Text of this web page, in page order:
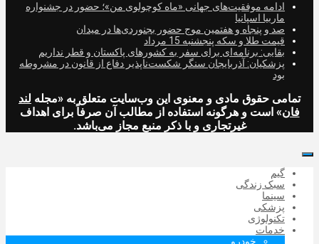
ادامه موفقیت‌های جهانی «ماه کوچولوی من»؛ حضور در جشنواره
ماربیا اسپانیا
صد و پنجاه و هفتمین موج حضور بجنوردی‌ها در میدان
قیمت طلا و سکه پنجشنبه 15 مرداد
بقایی: برنامه‌ای برای سفر به کشورهای پاکستان و قطر نداریم
پزشکیان: آذربایجان سنگر شکست‌ناپذیر دفاع از قانون در مشروطه
بود
تمامی حقوق مادی و معنوی این وب‌سایت متعلق به «مجله لند
فان» است و هرگونه استفاده از مطالب آن صرفاً برای اهداف
غیرتجاری و با ذکر منبع مجاز می‌باشد.
گیم
سبک زندگی
سینما
پزشکی
تکنولوژی
خدمات
خودرو